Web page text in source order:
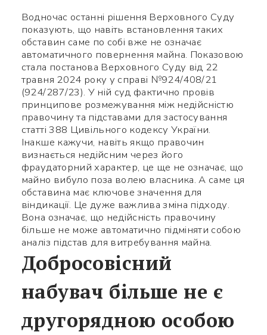
Водночас останні рішення Верховного Суду
показують, що навіть встановлення таких
обставин саме по собі вже не означає
автоматичного повернення майна. Показовою
стала постанова Верховного Суду від 22
травня 2024 року у справі №924/408/21
(924/287/23). У ній суд фактично провів
принципове розмежування між недійсністю
правочину та підставами для застосування
статті 388 Цивільного кодексу України.
Інакше кажучи, навіть якщо правочин
визнається недійсним через його
фраудаторний характер, це ще не означає, що
майно вибуло поза волею власника. А саме ця
обставина має ключове значення для
віндикації. Це дуже важлива зміна підходу.
Вона означає, що недійсність правочину
більше не може автоматично підміняти собою
аналіз підстав для витребування майна.
Добросовісний
набувач більше не є
другорядною особою